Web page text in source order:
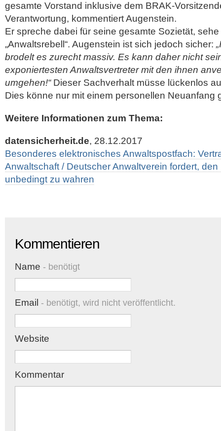
gesamte Vorstand inklusive dem BRAK-
Verantwortung, kommentiert Augenstein.
Er spreche dabei für seine gesamte Sozietät,
„Anwaltsrebell“. Augenstein ist sich jedoch sicher:
brodelt es zurecht massiv. Es kann daher nicht
exponiertesten Anwaltsvertreter mit den ihnen
umgehen!“Dieser Sachverhalt müsse lückenlos
Dies könne nur mit einem personellen Neuanfang
Weitere Informationen zum Thema:
datensicherheit.de, 28.12.2017
Besonderes elektronisches Anwaltspostfach:
Anwaltschaft / Deutscher Anwaltverein fordert,
unbedingt zu wahren
Kommentieren
Name - benötigt
Email - benötigt, wird nicht veröffentlicht.
Website
Kommentar